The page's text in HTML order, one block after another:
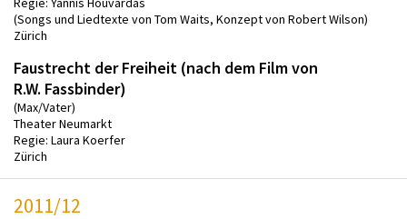
(Songs und Liedtexte von Tom Waits, Konzept von Robert Wilson)
Zürich
Faustrecht der Freiheit (nach dem Film von
R.W. Fassbinder)
(Max/Vater)
Theater Neumarkt
Regie: Laura Koerfer
Zürich
2011/12